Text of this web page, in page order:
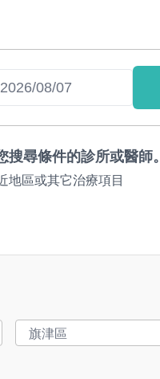
尋條件的診所或醫師。
地區或其它治療項目